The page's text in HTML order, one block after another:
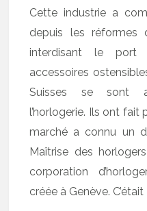
Cette industrie a
depuis les réformes
interdisant le port
accessoires
Suisses se sont
l’horlogerie. Ils ont
marché a connu un
Maîtrise des
corporation
créée à Genève. C’était